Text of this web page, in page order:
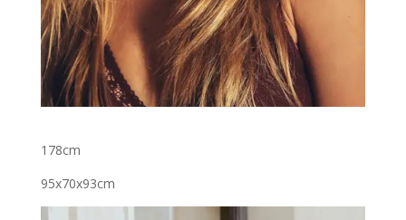
178cm
95x70x93cm